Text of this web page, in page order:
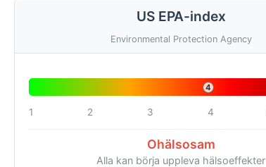
US EPA-index
Environmental Protection Agency
4
1 2 3 4
Ohälsosam
Alla kan börja uppleva hälsoeffekter